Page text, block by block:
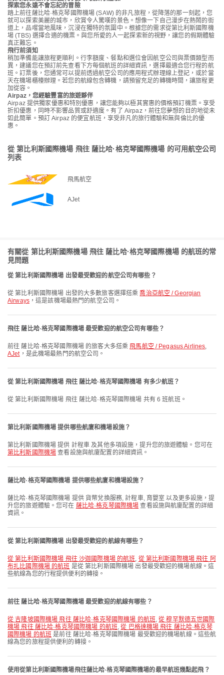
探索您永遠不會忘記的冒險
踏上前往薩比哈·格克琴國際機場 (SAW) 的非凡旅程，從降落的那一刻起，您
就可以探索美麗的城市，欣賞令人驚嘆的景色。想像一下自己漫步在熱鬧的街
道上，品嚐當地風味，沉浸在獨特的氛圍中。根據您的需求從第比利斯國際機
場 (TBS) 選擇合適的機票。與您所愛的人一起探索新的視野，讓您的假期體驗
真正難忘。
飛行前須知
稍加準備能讓旅程更順利。行李額度、餐點和選位會因航空公司與票價類型而
異，建議您在預訂前先查看下方每個航班的詳細資訊，選擇最適合您行程的航
班。訂票後，您通常可以提前透過航空公司的應用程式辦理線上登記，或於當
天在機場櫃檯辦理。若您的航線包含轉機，請預留充足的轉機時間，讓旅程更
加從容。
Airpaz，您經驗豐富的旅遊夥伴
Airpaz 提供獨家優惠和特別優惠，讓您能夠以極其實惠的價格預訂機票。享受
折扣優惠，同時不影響品質或舒適度。有了 Airpaz，前往您夢想的目的地從未
如此簡單。預訂 Airpaz 的便宜航班，享受非凡的旅行體驗和無與倫比的優
惠。
從 第比利斯國際機場 飛往 薩比哈·格克琴國際機場 的可用航空公司
列表
飛馬航空
AJet
有關從 第比利斯國際機場 飛往 薩比哈·格克琴國際機場 的航班的常
見問題
從 第比利斯國際機場 出發最受歡迎的航空公司有哪些？
從 第比利斯國際機場 出發的大多數旅客選擇搭乘喬治亞航空 / Georgian
Airways，這是該機場最熱門的航空公司。
飛往 薩比哈·格克琴國際機場 最受歡迎的航空公司有哪些？
前往 薩比哈·格克琴國際機場 的旅客大多搭乘飛馬航空 / Pegasus Airlines,
AJet，是此機場最熱門的航空公司。
從 第比利斯國際機場 飛往 薩比哈·格克琴國際機場 有多少航班？
從 第比利斯國際機場 飛往 薩比哈·格克琴國際機場 共有 6 班航班。
第比利斯國際機場 提供哪些航廈和機場設施？
第比利斯國際機場 提供 計程車 及其他多項設施，提升您的旅遊體驗。您可在
第比利斯國際機場 查看設施與航廈配置的詳細資訊。
薩比哈·格克琴國際機場 提供哪些航廈和機場設施？
薩比哈·格克琴國際機場 提供 貨幣兌換服務, 計程車, 育嬰室 以及更多設施，提
升您的旅遊體驗。您可在 薩比哈·格克琴國際機場 查看設施與航廈配置的詳細
資訊。
從 第比利斯國際機場 出發最受歡迎的航線有哪些？
從 第比利斯國際機場 飛往 沙迦國際機場 的航班, 從 第比利斯國際機場 飛往 阿
布扎比國際機場 的航班 是從 第比利斯國際機場 出發最受歡迎的機場航線。這
些航線為您的行程提供便利的轉接。
前往 薩比哈·格克琴國際機場 最受歡迎的航線有哪些？
從 吉隆坡國際機場 飛往 薩比哈·格克琴國際機場 的航班,從 穆罕默德五世國際
機場 飛往 薩比哈·格克琴國際機場 的航班,從 巴格達機場 飛往 薩比哈·格克琴
國際機場 的航班 是前往 薩比哈·格克琴國際機場 最受歡迎的機場航線。這些航
線為您的旅程提供便利的轉接。
使用從第比利斯國際機場飛往薩比哈·格克琴國際機場的最早航班幾點起飛？